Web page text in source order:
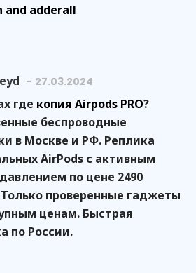
and adderall
27.03.2024
где копия Airpods PRO?
беспроводные
в Москве и РФ. Реплика
AirPods с активным
по цене 2490
проверенные гаджеты
ценам. Быстрая
по России.